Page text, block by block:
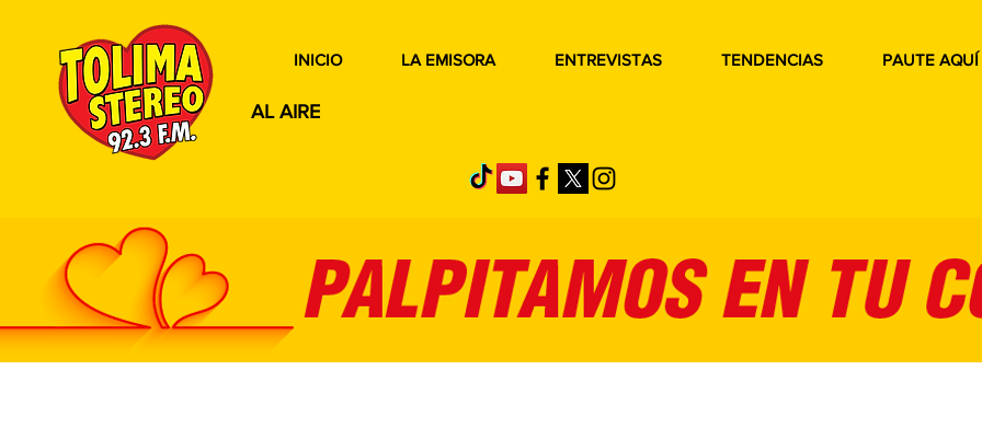
AL AIRE
INICIO LA EMISORA ENTREVISTAS TENDENCIAS PAUTE AQUÍ